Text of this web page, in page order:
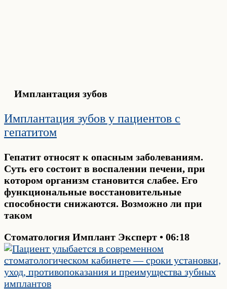
Имплантация зубов
Имплантация зубов у пациентов с
гепатитом
Гепатит относят к опасным заболеваниям.
Суть его состоит в воспалении печени, при
котором организм становится слабее. Его
функциональные восстановительные
способности снижаются. Возможно ли при
таком
Стоматология Имплант Эксперт
06:18